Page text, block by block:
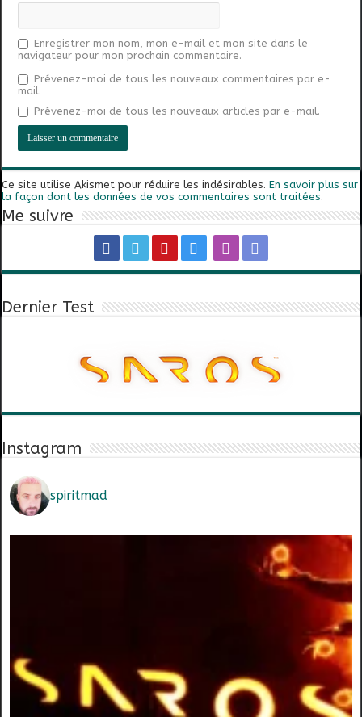
Enregistrer mon nom, mon e-mail et mon site dans le
navigateur pour mon prochain commentaire.
Prévenez-moi de tous les nouveaux commentaires par e-
mail.
Prévenez-moi de tous les nouveaux articles par e-mail.
Ce site utilise Akismet pour réduire les indésirables.En savoir plus sur
la façon dont les données de vos commentaires sont traitées.
Me suivre
Dernier Test
Instagram
spiritmad